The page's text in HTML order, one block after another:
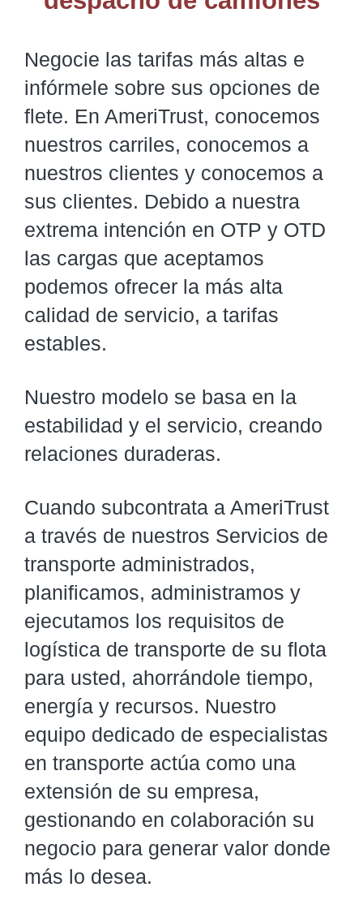
Negocie las tarifas más altas e
infórmele sobre sus opciones de
flete. En AmeriTrust, conocemos
nuestros carriles, conocemos a
nuestros clientes y conocemos a
sus clientes. Debido a nuestra
extrema intención en OTP y OTD
las cargas que aceptamos
podemos ofrecer la más alta
calidad de servicio, a tarifas
estables.
Nuestro modelo se basa en la
estabilidad y el servicio, creando
relaciones duraderas.
Cuando subcontrata a AmeriTrust
a través de nuestros Servicios de
transporte administrados,
planificamos, administramos y
ejecutamos los requisitos de
logística de transporte de su flota
para usted, ahorrándole tiempo,
energía y recursos. Nuestro
equipo dedicado de especialistas
en transporte actúa como una
extensión de su empresa,
gestionando en colaboración su
negocio para generar valor donde
más lo desea.